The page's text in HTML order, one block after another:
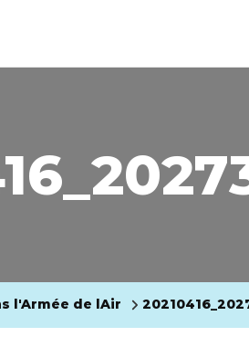
l'Armée de lAir